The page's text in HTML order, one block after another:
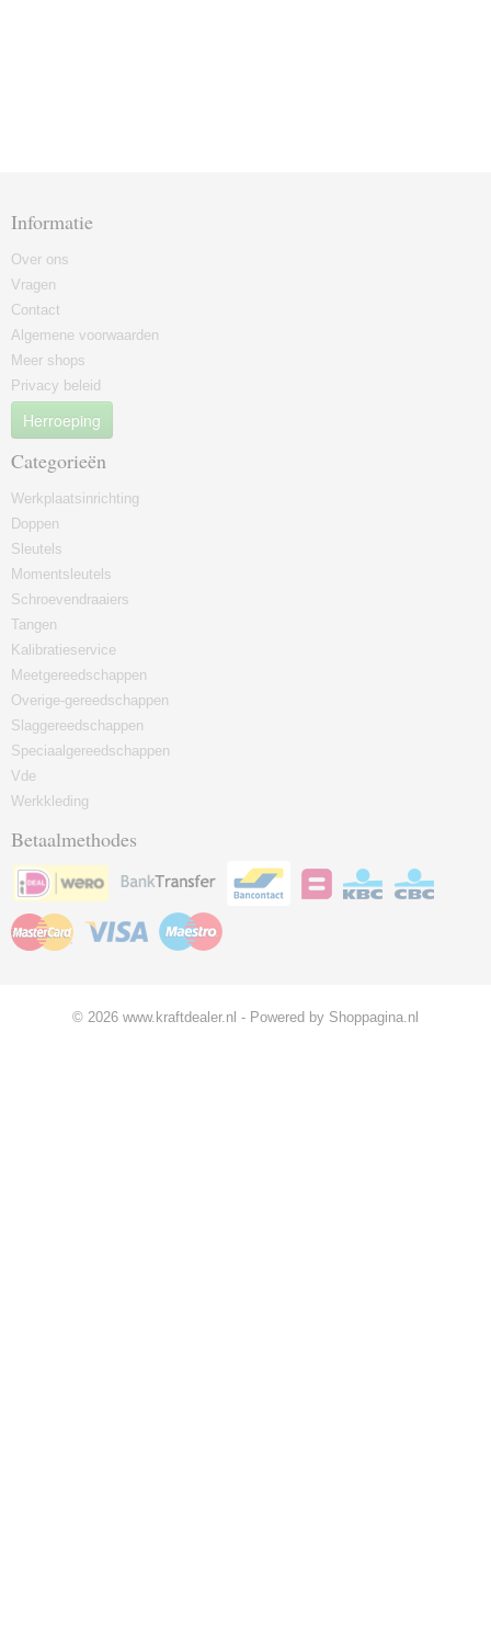
Informatie
Over ons
Vragen
Contact
Algemene voorwaarden
Meer shops
Privacy beleid
Herroeping
Categorieën
Werkplaatsinrichting
Doppen
Sleutels
Momentsleutels
Schroevendraaiers
Tangen
Kalibratieservice
Meetgereedschappen
Overige-gereedschappen
Slaggereedschappen
Speciaalgereedschappen
Vde
Werkkleding
Betaalmethodes
© 2026 www.kraftdealer.nl - Powered by Shoppagina.nl